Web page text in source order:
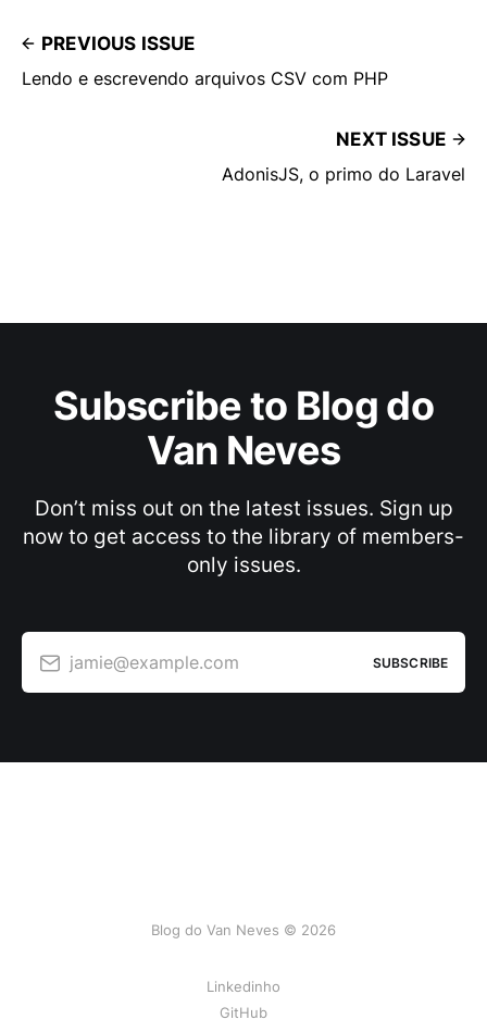
PREVIOUS ISSUE
Lendo e escrevendo arquivos CSV com PHP
NEXT ISSUE
AdonisJS, o primo do Laravel
Subscribe to Blog do
Van Neves
Don’t miss out on the latest issues. Sign up
now to get access to the library of members-
only issues.
jamie@example.com SUBSCRIBE
Blog do Van Neves © 2026
Linkedinho
GitHub